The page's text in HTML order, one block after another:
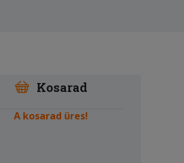
Kosarad
A kosarad üres!